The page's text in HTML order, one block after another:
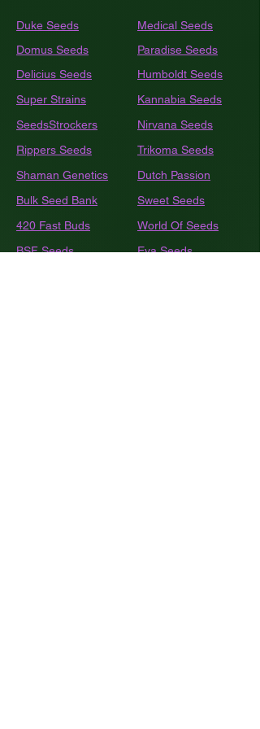
Duke Seeds
Medical Seeds
Domus Seeds
Paradise Seeds
Delicius Seeds
Humboldt Seeds
Kannabia Seeds
Super Strains
Nirvana Seeds
SeedsStrockers
Rippers Seeds
Trikoma Seeds
Shaman Genetics
Dutch Passion
Bulk Seed Bank
Sweet Seeds
420 Fast Buds
World Of Seeds
BSF Seeds
Eva Seeds